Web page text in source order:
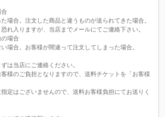
場合。注文した商品と違うものが送られてきた場合。
れ入りますが、当店までメールにてご連絡下さい。
場合
場合。お客様が間違って注文してしまった場合。
は当店にご連絡ください。
様のご負担となりますので、送料チケットを「お客様
定はございませんので、送料お客様負担にてお送りく